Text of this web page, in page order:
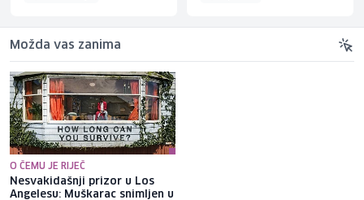
Možda vas zanima
O ČEMU JE RIJEČ
Nesvakidašnji prizor u Los
Angelesu: Muškarac snimljen u